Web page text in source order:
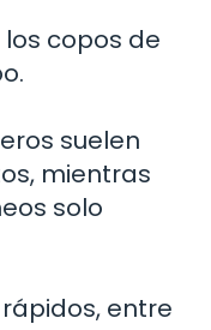
copos de
suelen
mientras
solo
entre